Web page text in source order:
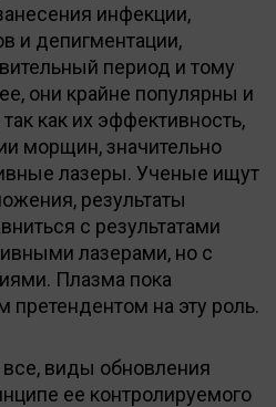
инфекции,
и депигментации,
период и тому
они крайне популярны и
как их эффективность,
морщин, значительно
лазеры. Ученые ищут
результаты
с результатами
лазерами, но с
Плазма пока
на эту роль.
виды обновления
ее контролируемого